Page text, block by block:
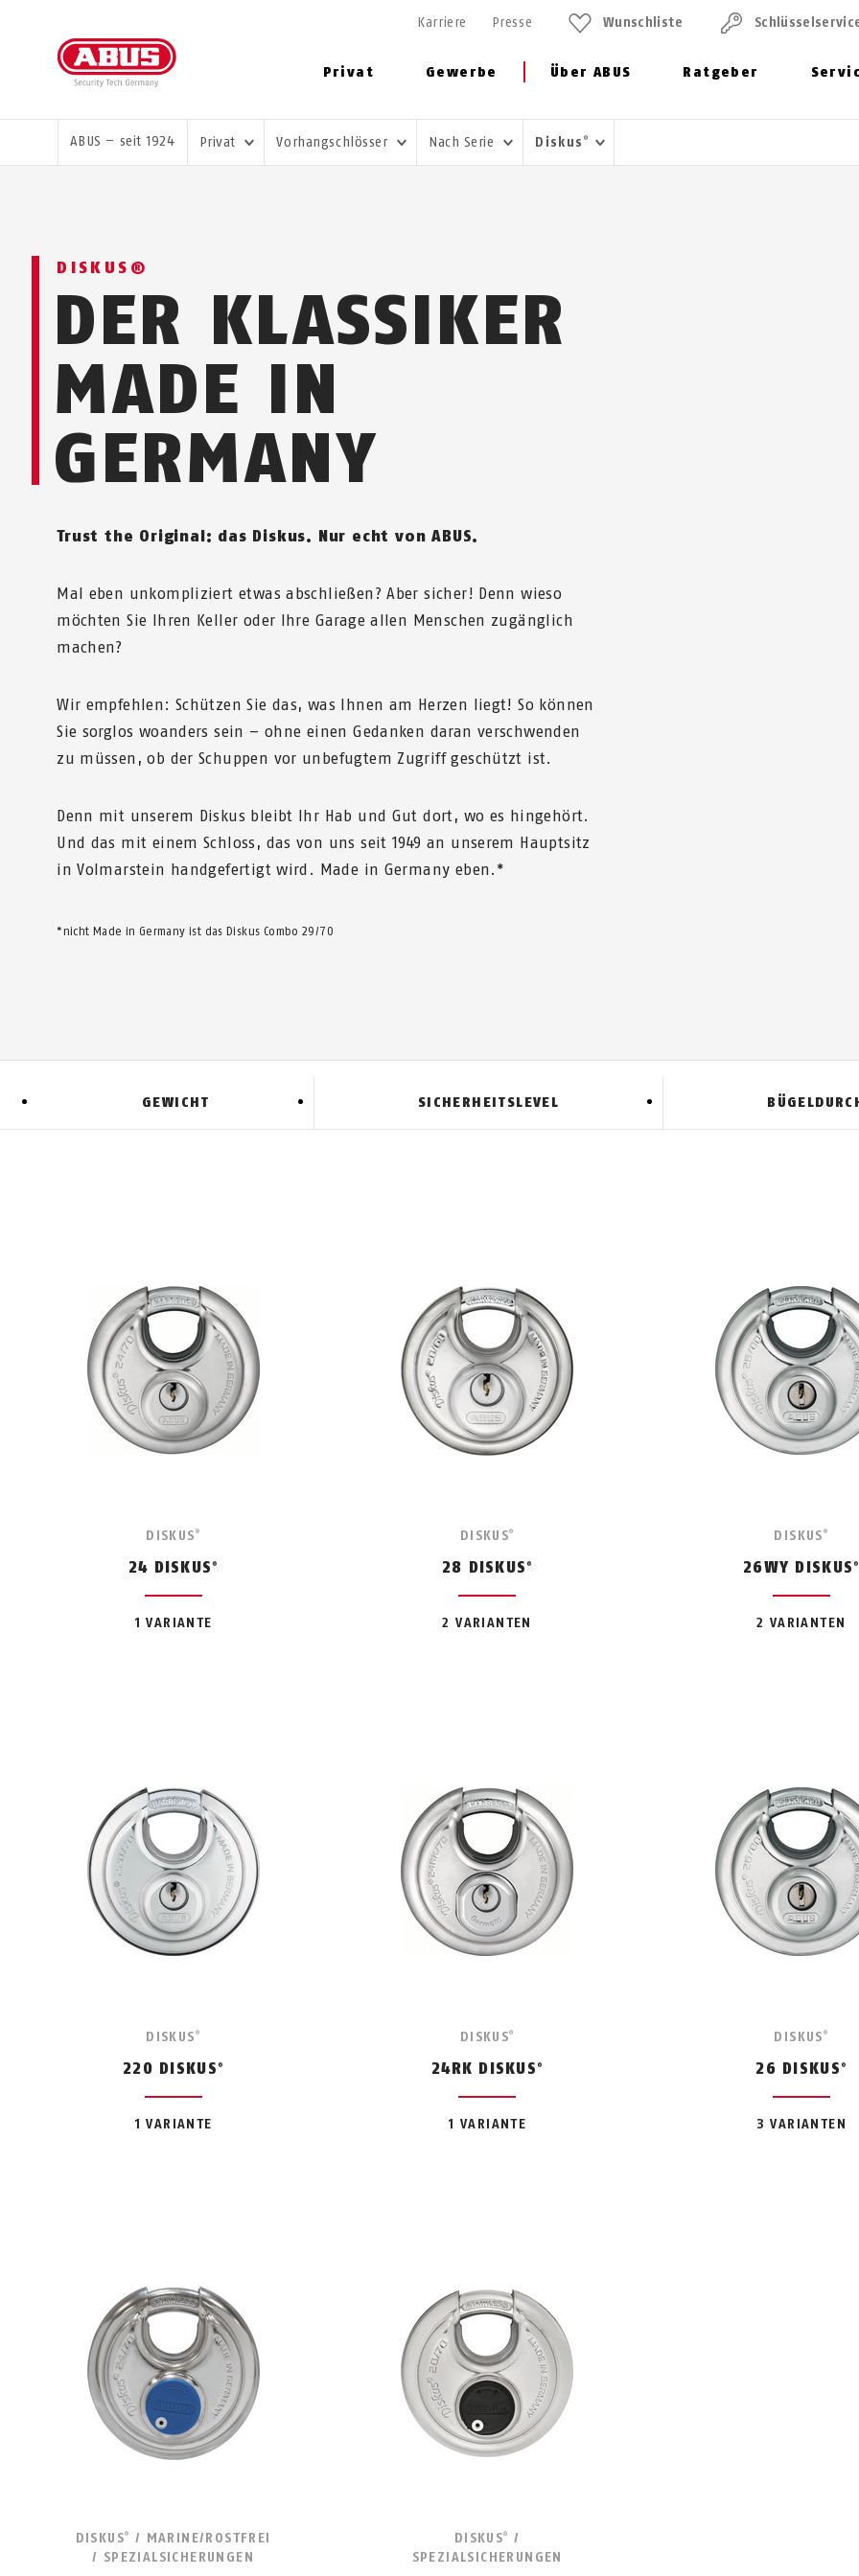
Privat Gewerbe Über ABUS Ratgeber
Karriere Presse Wunschliste
SIE SIND HIER:
ABUS – seit 1924 Privat Vorhangschlösser Nach Serie Diskus ®
DISKUS®
DER KLASSIKER
MADE IN
GERMANY
Trust the Original: das Diskus. Nur echt von ABUS.
Mal eben unkompliziert etwas abschließen? Aber sicher! Denn wieso
möchten Sie Ihren Keller oder Ihre Garage allen Menschen zugänglich
machen?
Wir empfehlen: Schützen Sie das, was Ihnen am Herzen liegt! So können
Sie sorglos woanders sein – ohne einen Gedanken daran verschwenden
zu müssen, ob der Schuppen vor unbefugtem Zugriff geschützt ist.
Denn mit unserem Diskus bleibt Ihr Hab und Gut dort, wo es hingehört.
Und das mit einem Schloss, das von uns seit 1949 an unserem Hauptsitz
in Volmarstein handgefertigt wird. Made in Germany eben.*
*nicht Made in Germany ist das Diskus Combo 29/70
GEWICHT SICHERHEITSLEVEL
DISKUS ®
24 DISKUS ®
1 VARIANTE
DISKUS®
28 DISKUS ®
2 VARIANTEN
DISKUS ®
26WY DISKUS ®
2 VARIANTEN
DISKUS ®
220 DISKUS ®
1 VARIANTE
DISKUS®
24RK DISKUS ®
1 VARIANTE
DISKUS ®
26 DISKUS ®
3 VARIANTEN
DISKUS ®
/ MARINE/ROSTFREI
/ SPEZIALSICHERUNGEN
DISKUS®
/
SPEZIALSICHERUNGEN